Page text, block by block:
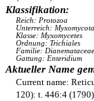
Klassifikation:
Reich: Protozoa
Unterreich: Myxomycota
Klasse: Myxomycetes
Ordnung: Trichiales
Familie: Dianemataceae
Gattung: Enteridium
Aktueller Name
Current name:
120): t. 446:4